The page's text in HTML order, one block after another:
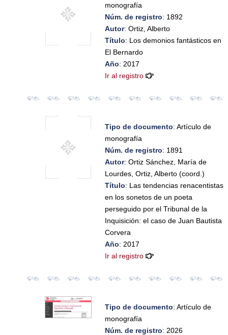
monografía
Núm. de registro: 1892
Autor: Ortiz, Alberto
Título: Los demonios fantásticos en
El Bernardo
Año: 2017
Ir al registro
Tipo de documento: Artículo de
monografía
Núm. de registro: 1891
Autor: Ortiz Sánchez, María de
Lourdes, Ortiz, Alberto (coord.)
Título: Las tendencias renacentistas
en los sonetos de un poeta
perseguido por el Tribunal de la
Inquisición: el caso de Juan Bautista
Corvera
Año: 2017
Ir al registro
Tipo de documento: Artículo de
monografía
Núm. de registro: 2026